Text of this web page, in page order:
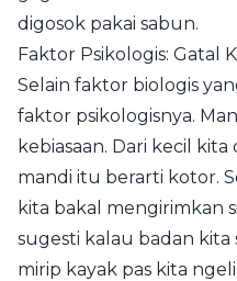
digosok pakai sabun.
Faktor Psikologis: Gatal
Selain faktor biologis
faktor psikologisnya.
kebiasaan. Dari kecil
mandi itu berarti kotor.
kita bakal mengirimkan
sugesti kalau badan kita
mirip kayak pas kita